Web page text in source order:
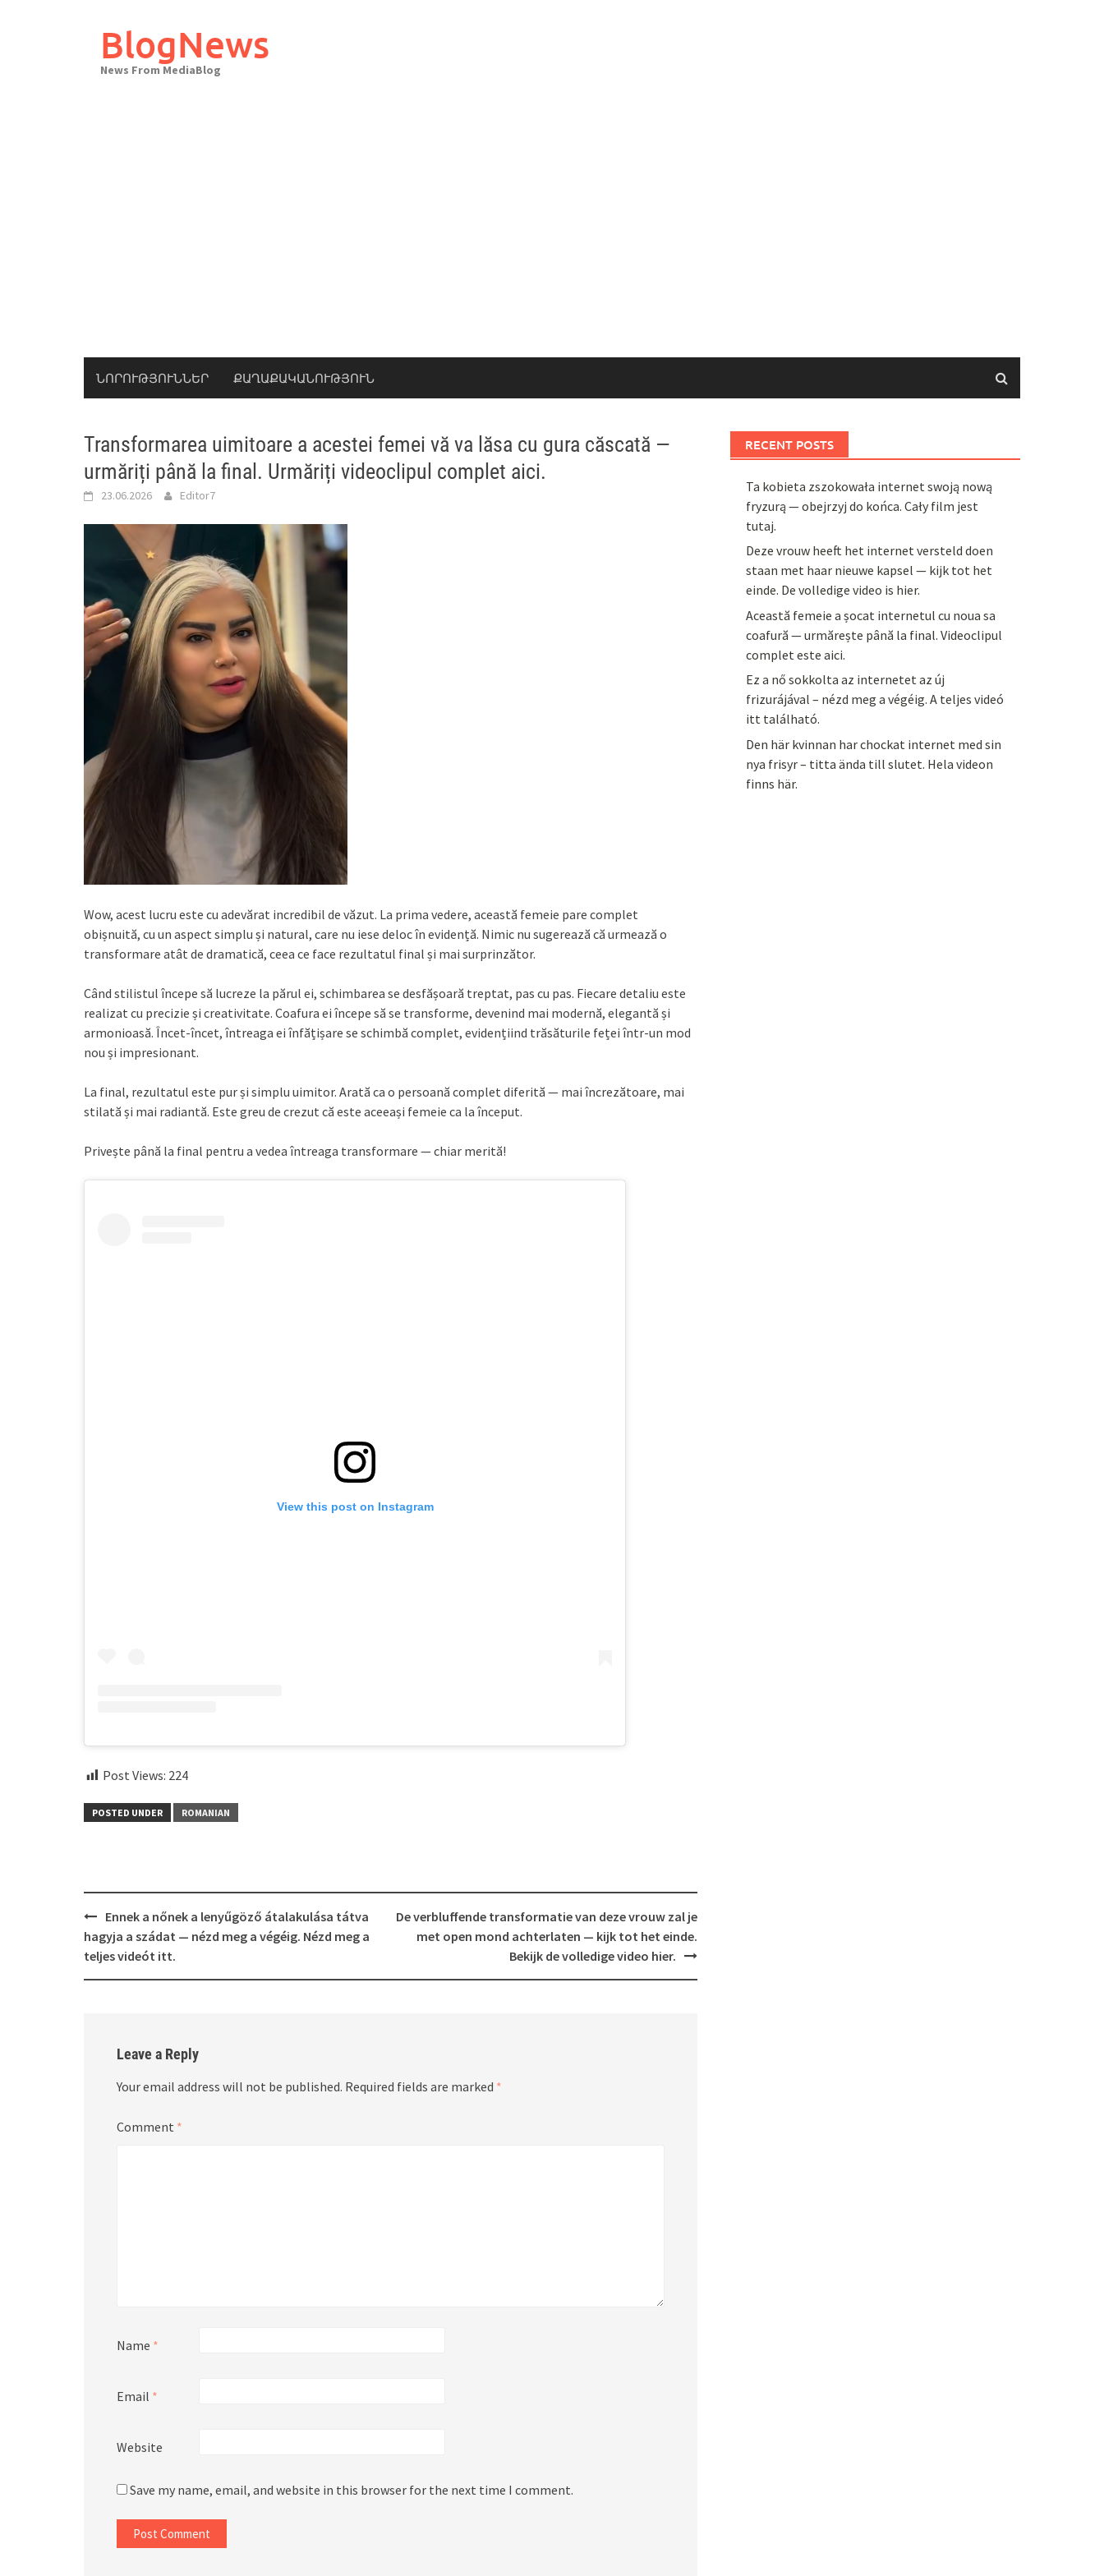
BlogNews
News From MediaBlog
ՆՈՐՈՒԹՅՈՒՆՆԵՐ ՔԱՂԱՔԱԿԱՆՈՒԹՅՈՒՆ
Transformarea uimitoare a acestei femei vă va lăsa cu gura căscată —
urmăriți până la final. Urmăriți videoclipul complet aici.
23.06.2026 Editor7
Wow, acest lucru este cu adevărat incredibil de văzut. La prima vedere, această femeie pare complet
obișnuită, cu un aspect simplu și natural, care nu iese deloc în evidență. Nimic nu sugerează că urmează o
transformare atât de dramatică, ceea ce face rezultatul final și mai surprinzător.
Când stilistul începe să lucreze la părul ei, schimbarea se desfășoară treptat, pas cu pas. Fiecare detaliu este
realizat cu precizie și creativitate. Coafura ei începe să se transforme, devenind mai modernă, elegantă și
armonioasă. Încet-încet, întreaga ei înfățișare se schimbă complet, evidențiind trăsăturile feței într-un mod
nou și impresionant.
La final, rezultatul este pur și simplu uimitor. Arată ca o persoană complet diferită — mai încrezătoare, mai
stilată și mai radiantă. Este greu de crezut că este aceeași femeie ca la început.
Privește până la final pentru a vedea întreaga transformare — chiar merită!
View this post on Instagram
Post Views: 224
POSTED UNDER ROMANIAN
Post
navigation
Ennek a nőnek a lenyűgöző átalakulása tátva
hagyja a szádat — nézd meg a végéig. Nézd meg a
teljes videót itt.
De verbluffende transformatie van deze vrouw zal je
met open mond achterlaten — kijk tot het einde.
Bekijk de volledige video hier.
Leave a Reply
Your email address will not be published. Required fields are marked *
Comment *
Name *
Email *
Website
Save my name, email, and website in this browser for the next time I comment.
RECENT POSTS
Ta kobieta zszokowała internet swoją nową
fryzurą — obejrzyj do końca. Cały film jest
tutaj.
Deze vrouw heeft het internet versteld doen
staan met haar nieuwe kapsel — kijk tot het
einde. De volledige video is hier.
Această femeie a șocat internetul cu noua sa
coafură — urmărește până la final. Videoclipul
complet este aici.
Ez a nő sokkolta az internetet az új
frizurájával – nézd meg a végéig. A teljes videó
itt található.
Den här kvinnan har chockat internet med sin
nya frisyr – titta ända till slutet. Hela videon
finns här.